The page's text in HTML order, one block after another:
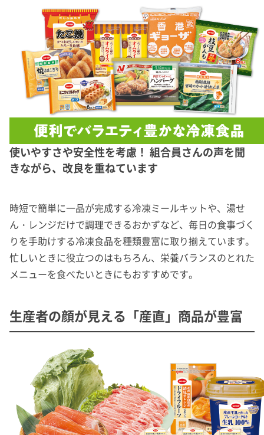
使いやすさや安全性を考慮！ 組合員さんの声を聞
きながら、改良を重ねています
時短で簡単に一品が完成する冷凍ミールキットや、湯せ
ん・レンジだけで調理できるおかずなど、毎日の食事づく
りを手助けする冷凍食品を種類豊富に取り揃えています。
忙しいときに役立つのはもちろん、栄養バランスのとれた
メニューを食べたいときにもおすすめです。
生産者の顔が見える「産直」商品が豊富